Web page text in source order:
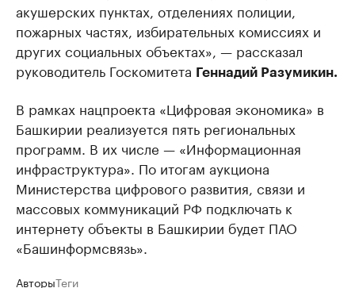
акушерских пунктах, отделениях полиции,
пожарных частях, избирательных комиссиях и
других социальных объектах», — рассказал
руководитель Госкомитета Геннадий Разумикин.
В рамках нацпроекта «Цифровая экономика» в
Башкирии реализуется пять региональных
программ. В их числе — «Информационная
инфраструктура». По итогам аукциона
Министерства цифрового развития, связи и
массовых коммуникаций РФ подключать к
интернету объекты в Башкирии будет ПАО
«Башинформсвязь».
АвторыТеги